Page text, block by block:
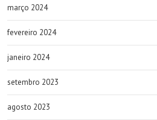
março 2024
fevereiro 2024
janeiro 2024
setembro 2023
agosto 2023